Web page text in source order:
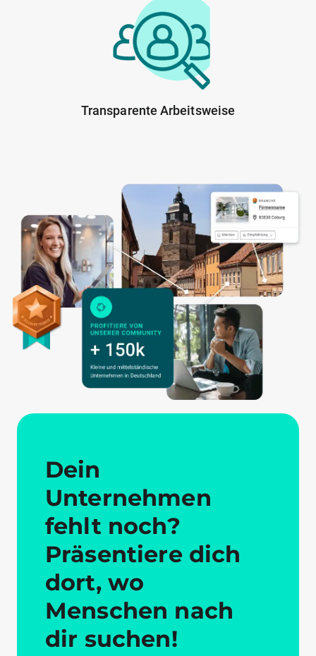
Transparente Arbeitsweise
Dein
Unternehmen
fehlt noch?
Präsentiere dich
dort, wo
Menschen nach
dir suchen!